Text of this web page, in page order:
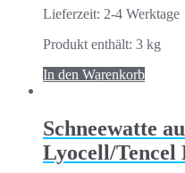
Lieferzeit: 2-4 Werktage
Produkt enthält: 3 kg
In den Warenkorb
Schneewatte
Lyocell/Tencel